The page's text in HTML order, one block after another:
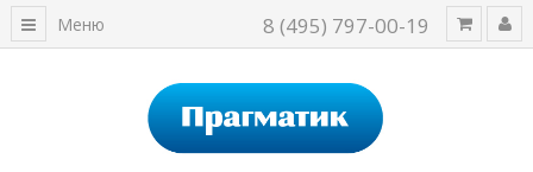
8 (495) 797-00-19
Меню